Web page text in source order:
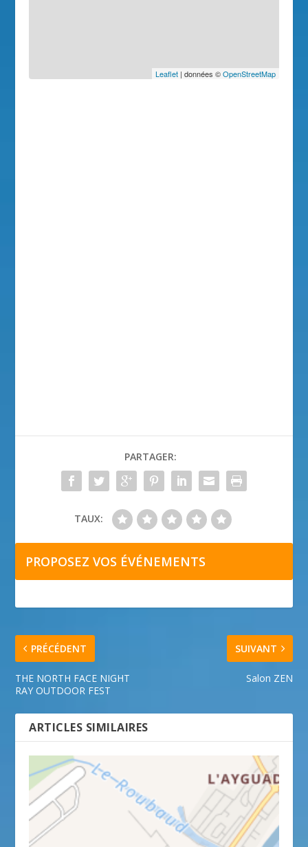
Leaflet| données ©OpenStreetMap
PARTAGER:
TAUX:
PROPOSEZ VOS ÉVÉNEMENTS
PRÉCÉDENT
THE NORTH FACE NIGHT
RAY OUTDOOR FEST
SUIVANT
Salon ZEN
ARTICLES SIMILAIRES